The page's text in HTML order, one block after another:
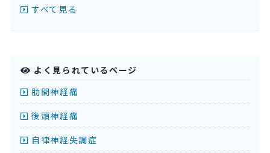
すべて見る
よく見られているページ
肋間神経痛
後頭神経痛
自律神経失調症